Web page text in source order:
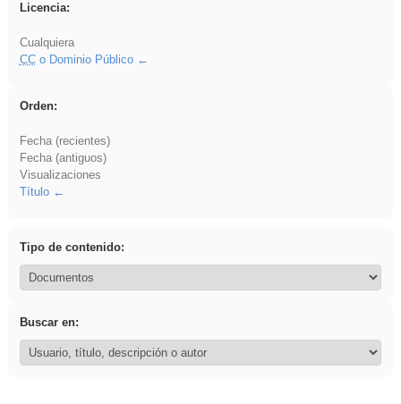
Licencia:
Cualquiera
CCo Dominio Público
Orden:
Fecha (recientes)
Fecha (antiguos)
Visualizaciones
Título
Tipo de contenido:
Buscar en: